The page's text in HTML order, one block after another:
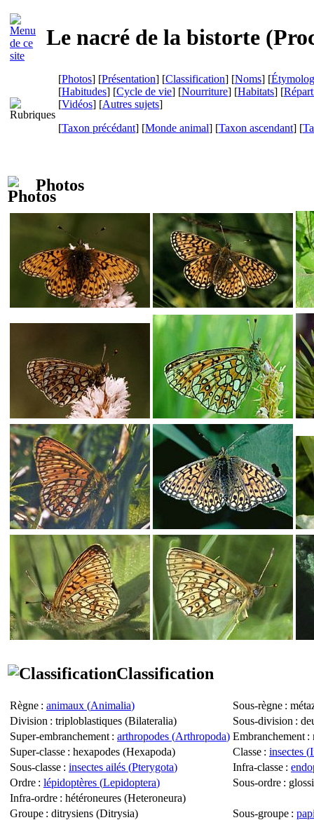
Le nacré de la bistorte (
[Photos] [Présentation] [Classification] [Noms] [
[Habitudes] [Cycle de vie] [Nourriture] [Habitats] [
[Vidéos] [Autres sujets]
[Taxon précédant] [Monde animal] [Taxon ascendant] [
Photos
Classification
Règne : animaux (Animalia) Sous-règne :
Division : triploblastiques (Bilateralia) Sous-division :
Super-embranchement : arthropodes (Arthropoda) Embranchement :
Super-classe : hexapodes (Hexapoda) Classe : insectes (
Sous-classe : insectes ailés (Pterygota) Infra-classe :
Ordre : lépidoptères (Lepidoptera) Sous-ordre :
Infra-ordre : hétéroneures (Heteroneura)
Groupe : ditrysiens (Ditrysia) Sous-groupe :